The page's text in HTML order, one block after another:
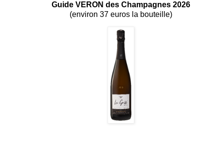
Guide VERON des Champagnes 2026
(environ 37 euros la bouteille)